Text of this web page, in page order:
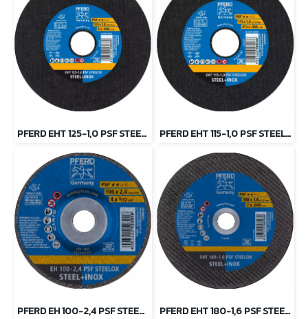
PFERD EHT 125-1,0 PSF STEELOX ใบตัดสเตนเลส 5 นิ้ว ตราม้าลอดห่วง PFERD EHT 115-1,0 PSF STEELOX ใบตัดสเตนเลส 4.5 นิ้ว ตราม้าลอดห่วง
PFERD EH 100-2,4 PSF STEELOX/16,0 ใบตัดสเตนเลส 4 นิ้ว ตราม้าลอดห่วง PFERD EHT 180-1,6 PSF STEELOX ใบตัดสเตนเลส 7 นิ้ว ตราม้าลอดห่วง